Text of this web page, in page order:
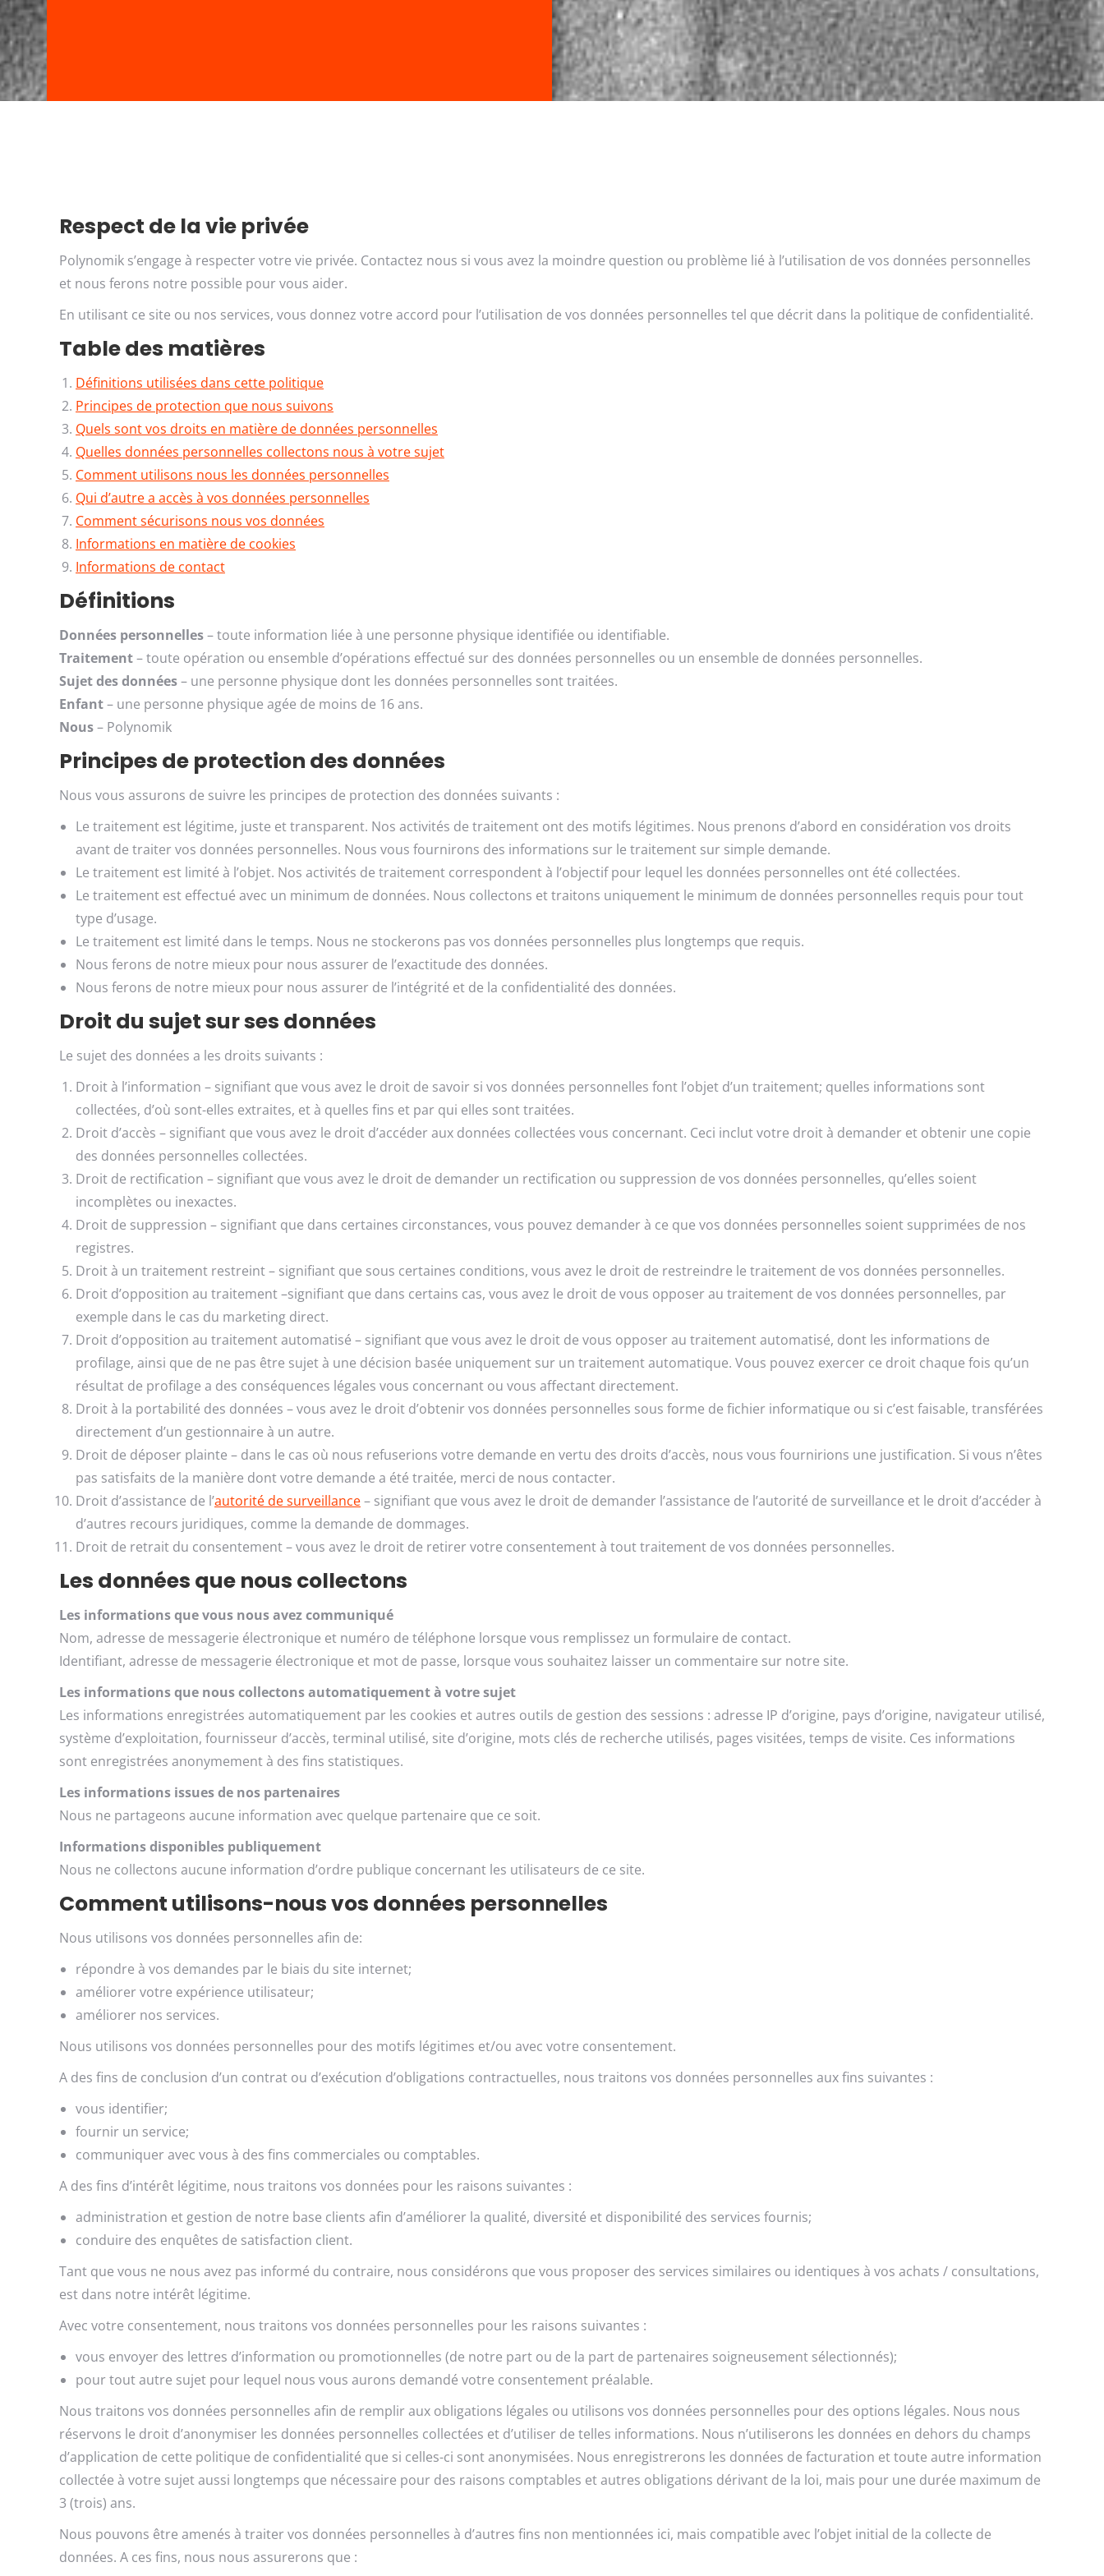
Respect de la vie privée
Polynomik s’engage à respecter votre vie privée. Contactez nous si vous avez la moindre question ou problème lié à l’utilisation de vos données personnelles
et nous ferons notre possible pour vous aider.
En utilisant ce site ou nos services, vous donnez votre accord pour l’utilisation de vos données personnelles tel que décrit dans la politique de confidentialité.
Table des matières
Définitions utilisées dans cette politique
Principes de protection que nous suivons
Quels sont vos droits en matière de données personnelles
Quelles données personnelles collectons nous à votre sujet
Comment utilisons nous les données personnelles
Qui d’autre a accès à vos données personnelles
Comment sécurisons nous vos données
Informations en matière de cookies
Informations de contact
Définitions
Données personnelles– toute information liée à une personne physique identifiée ou identifiable.
Traitement– toute opération ou ensemble d’opérations effectué sur des données personnelles ou un ensemble de données personnelles.
Sujet des données– une personne physique dont les données personnelles sont traitées.
Enfant– une personne physique agée de moins de 16 ans.
Nous– Polynomik
Principes de protection des données
Nous vous assurons de suivre les principes de protection des données suivants :
Le traitement est légitime, juste et transparent. Nos activités de traitement ont des motifs légitimes. Nous prenons d’abord en considération vos droits
avant de traiter vos données personnelles. Nous vous fournirons des informations sur le traitement sur simple demande.
Le traitement est limité à l’objet. Nos activités de traitement correspondent à l’objectif pour lequel les données personnelles ont été collectées.
Le traitement est effectué avec un minimum de données. Nous collectons et traitons uniquement le minimum de données personnelles requis pour tout
type d’usage.
Le traitement est limité dans le temps. Nous ne stockerons pas vos données personnelles plus longtemps que requis.
Nous ferons de notre mieux pour nous assurer de l’exactitude des données.
Nous ferons de notre mieux pour nous assurer de l’intégrité et de la confidentialité des données.
Droit du sujet sur ses données
Le sujet des données a les droits suivants :
Droit à l’information – signifiant que vous avez le droit de savoir si vos données personnelles font l’objet d’un traitement; quelles informations sont
collectées, d’où sont-elles extraites, et à quelles fins et par qui elles sont traitées.
Droit d’accès – signifiant que vous avez le droit d’accéder aux données collectées vous concernant. Ceci inclut votre droit à demander et obtenir une copie
des données personnelles collectées.
Droit de rectification – signifiant que vous avez le droit de demander un rectification ou suppression de vos données personnelles, qu’elles soient
incomplètes ou inexactes.
Droit de suppression – signifiant que dans certaines circonstances, vous pouvez demander à ce que vos données personnelles soient supprimées de nos
registres.
Droit à un traitement restreint – signifiant que sous certaines conditions, vous avez le droit de restreindre le traitement de vos données personnelles.
Droit d’opposition au traitement –signifiant que dans certains cas, vous avez le droit de vous opposer au traitement de vos données personnelles, par
exemple dans le cas du marketing direct.
Droit d’opposition au traitement automatisé – signifiant que vous avez le droit de vous opposer au traitement automatisé, dont les informations de
profilage, ainsi que de ne pas être sujet à une décision basée uniquement sur un traitement automatique. Vous pouvez exercer ce droit chaque fois qu’un
résultat de profilage a des conséquences légales vous concernant ou vous affectant directement.
Droit à la portabilité des données – vous avez le droit d’obtenir vos données personnelles sous forme de fichier informatique ou si c’est faisable, transférées
directement d’un gestionnaire à un autre.
Droit de déposer plainte – dans le cas où nous refuserions votre demande en vertu des droits d’accès, nous vous fournirions une justification. Si vous n’êtes
pas satisfaits de la manière dont votre demande a été traitée, merci de nous contacter.
Droit d’assistance de l’autorité de surveillance– signifiant que vous avez le droit de demander l’assistance de l’autorité de surveillance et le droit d’accéder à
d’autres recours juridiques, comme la demande de dommages.
Droit de retrait du consentement – vous avez le droit de retirer votre consentement à tout traitement de vos données personnelles.
Les données que nous collectons
Les informations que vous nous avez communiqué
Nom, adresse de messagerie électronique et numéro de téléphone lorsque vous remplissez un formulaire de contact.
Identifiant, adresse de messagerie électronique et mot de passe, lorsque vous souhaitez laisser un commentaire sur notre site.
Les informations que nous collectons automatiquement à votre sujet
Les informations enregistrées automatiquement par les cookies et autres outils de gestion des sessions : adresse IP d’origine, pays d’origine, navigateur utilisé,
système d’exploitation, fournisseur d’accès, terminal utilisé, site d’origine, mots clés de recherche utilisés, pages visitées, temps de visite. Ces informations
sont enregistrées anonymement à des fins statistiques.
Les informations issues de nos partenaires
Nous ne partageons aucune information avec quelque partenaire que ce soit.
Informations disponibles publiquement
Nous ne collectons aucune information d’ordre publique concernant les utilisateurs de ce site.
Comment utilisons-nous vos données personnelles
Nous utilisons vos données personnelles afin de:
répondre à vos demandes par le biais du site internet;
améliorer votre expérience utilisateur;
améliorer nos services.
Nous utilisons vos données personnelles pour des motifs légitimes et/ou avec votre consentement.
A des fins de conclusion d’un contrat ou d’exécution d’obligations contractuelles, nous traitons vos données personnelles aux fins suivantes :
vous identifier;
fournir un service;
communiquer avec vous à des fins commerciales ou comptables.
A des fins d’intérêt légitime, nous traitons vos données pour les raisons suivantes :
administration et gestion de notre base clients afin d’améliorer la qualité, diversité et disponibilité des services fournis;
conduire des enquêtes de satisfaction client.
Tant que vous ne nous avez pas informé du contraire, nous considérons que vous proposer des services similaires ou identiques à vos achats / consultations,
est dans notre intérêt légitime.
Avec votre consentement, nous traitons vos données personnelles pour les raisons suivantes :
vous envoyer des lettres d’information ou promotionnelles (de notre part ou de la part de partenaires soigneusement sélectionnés);
pour tout autre sujet pour lequel nous vous aurons demandé votre consentement préalable.
Nous traitons vos données personnelles afin de remplir aux obligations légales ou utilisons vos données personnelles pour des options légales. Nous nous
réservons le droit d’anonymiser les données personnelles collectées et d’utiliser de telles informations. Nous n’utiliserons les données en dehors du champs
d’application de cette politique de confidentialité que si celles-ci sont anonymisées. Nous enregistrerons les données de facturation et toute autre information
collectée à votre sujet aussi longtemps que nécessaire pour des raisons comptables et autres obligations dérivant de la loi, mais pour une durée maximum de
3 (trois) ans.
Nous pouvons être amenés à traiter vos données personnelles à d’autres fins non mentionnées ici, mais compatible avec l’objet initial de la collecte de
données. A ces fins, nous nous assurerons que :